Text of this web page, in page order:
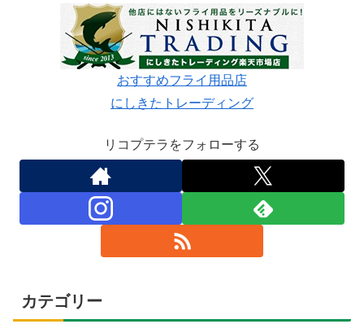
おすすめフライ用品店
にしきたトレーディング
リコプテラをフォローする
カテゴリー